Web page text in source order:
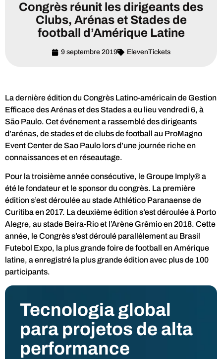
Congrès réunit les dirigeants des
Clubs, Arénas et Stades de
football d’Amérique Latine
9 septembre 2019 ElevenTickets
La dernière édition du Congrès Latino-américain de Gestion
Efficace des Arénas et des Stades a eu lieu vendredi 6, à
São Paulo. Cet événement a rassemblé des dirigeants
d’arénas, de stades et de clubs de football au ProMagno
Event Center de Sao Paulo lors d’une journée riche en
connaissances et en réseautage.
Pour la troisième année consécutive, le Groupe Imply® a
été le fondateur et le sponsor du congrès. La première
édition s’est déroulée au stade Athlético Paranaense de
Curitiba en 2017. La deuxième édition s’est déroulée à Porto
Alegre, au stade Beira-Rio et l’Arène Grêmio en 2018. Cette
année, le Congrès s’est déroulé parallèlement au Brasil
Futebol Expo, la plus grande foire de football en Amérique
latine, a enregistré la plus grande édition avec plus de 100
participants.
Tecnologia global
para projetos de alta
performance